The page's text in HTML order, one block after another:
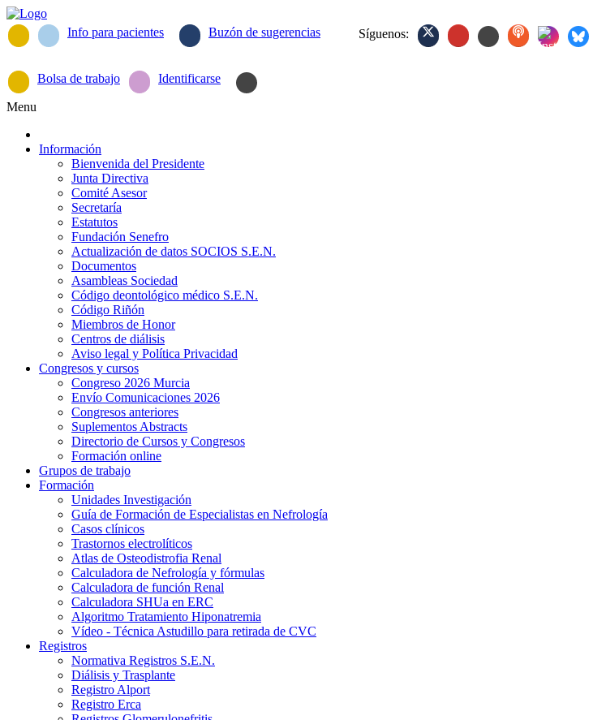
Info para pacientes Buzón de sugerencias Síguenos:
Bolsa de trabajo Identificarse
Menu
Información
Bienvenida del Presidente
Junta Directiva
Comité Asesor
Secretaría
Estatutos
Fundación Senefro
Actualización de datos SOCIOS S.E.N.
Documentos
Asambleas Sociedad
Código deontológico médico S.E.N.
Código Riñón
Miembros de Honor
Centros de diálisis
Aviso legal y Política Privacidad
Congresos y cursos
Congreso 2026 Murcia
Envío Comunicaciones 2026
Congresos anteriores
Suplementos Abstracts
Directorio de Cursos y Congresos
Formación online
Grupos de trabajo
Formación
Unidades Investigación
Guía de Formación de Especialistas en Nefrología
Casos clínicos
Trastornos electrolíticos
Atlas de Osteodistrofia Renal
Calculadora de Nefrología y fórmulas
Calculadora de función Renal
Calculadora SHUa en ERC
Algoritmo Tratamiento Hiponatremia
Vídeo - Técnica Astudillo para retirada de CVC
Registros
Normativa Registros S.E.N.
Diálisis y Trasplante
Registro Alport
Registro Erca